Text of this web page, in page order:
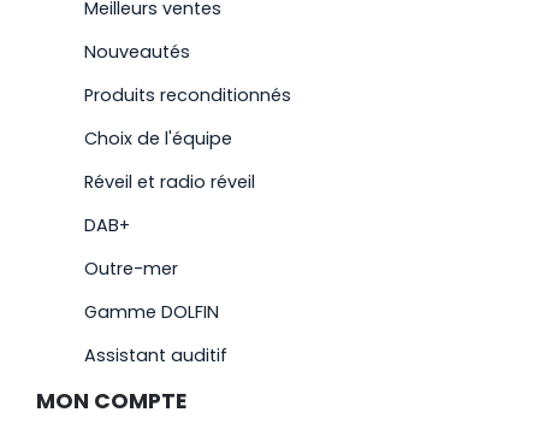
Meilleurs ventes
Nouveautés
Produits reconditionnés
Choix de l'équipe
Réveil et radio réveil
DAB+
Outre-mer
Gamme DOLFIN
Assistant auditif
MON COMPTE